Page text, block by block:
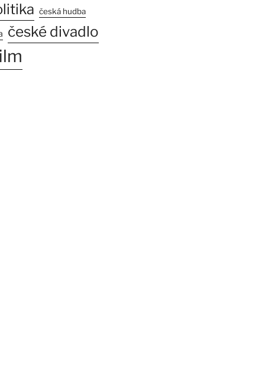
česká hudba
české divadlo